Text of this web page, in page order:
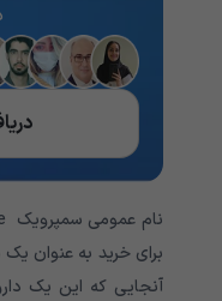
برای خرید به عنوان
آنجایی که این یک